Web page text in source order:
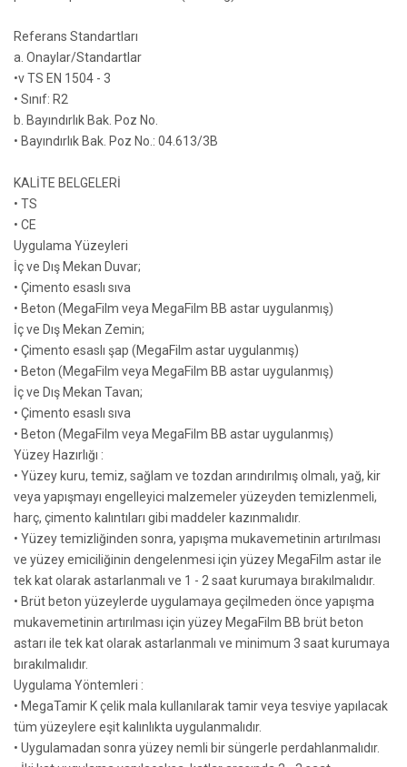
Referans Standartları
a. Onaylar/Standartlar
•v TS EN 1504 - 3
• Sınıf: R2
b. Bayındırlık Bak. Poz No.
• Bayındırlık Bak. Poz No.: 04.613/3B
KALİTE BELGELERİ
• TS
• CE
Uygulama Yüzeyleri
İç ve Dış Mekan Duvar;
• Çimento esaslı sıva
• Beton (MegaFilm veya MegaFilm BB astar uygulanmış)
İç ve Dış Mekan Zemin;
• Çimento esaslı şap (MegaFilm astar uygulanmış)
• Beton (MegaFilm veya MegaFilm BB astar uygulanmış)
İç ve Dış Mekan Tavan;
• Çimento esaslı sıva
• Beton (MegaFilm veya MegaFilm BB astar uygulanmış)
Yüzey Hazırlığı :
• Yüzey kuru, temiz, sağlam ve tozdan arındırılmış olmalı, yağ, kir
veya yapışmayı engelleyici malzemeler yüzeyden temizlenmeli,
harç, çimento kalıntıları gibi maddeler kazınmalıdır.
• Yüzey temizliğinden sonra, yapışma mukavemetinin artırılması
ve yüzey emiciliğinin dengelenmesi için yüzey MegaFilm astar ile
tek kat olarak astarlanmalı ve 1 - 2 saat kurumaya bırakılmalıdır.
• Brüt beton yüzeylerde uygulamaya geçilmeden önce yapışma
mukavemetinin artırılması için yüzey MegaFilm BB brüt beton
astarı ile tek kat olarak astarlanmalı ve minimum 3 saat kurumaya
bırakılmalıdır.
Uygulama Yöntemleri :
• MegaTamir K çelik mala kullanılarak tamir veya tesviye yapılacak
tüm yüzeylere eşit kalınlıkta uygulanmalıdır.
• Uygulamadan sonra yüzey nemli bir süngerle perdahlanmalıdır.